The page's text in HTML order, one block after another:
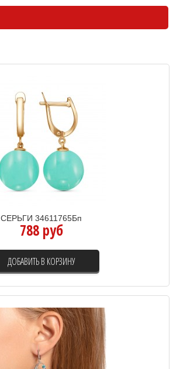
СЕРЬГИ 34611765Бп
788 руб
ДОБАВИТЬ В КОРЗИНУ